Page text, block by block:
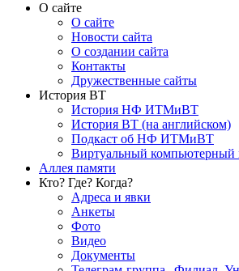
О сайте
О сайте
Новости сайта
О создании сайта
Контакты
Дружественные сайты
История ВТ
История НФ ИТМиВТ
История ВТ (на английском)
Подкаст об НФ ИТМиВТ
Виртуальный компьютерный
Аллея памяти
Кто? Где? Когда?
Адреса и явки
Анкеты
Фото
Видео
Документы